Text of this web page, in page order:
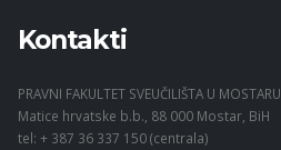
Kontakti
PRAVNI FAKULTET SVEUČILIŠTA U MOSTARU
Matice hrvatske b.b., 88 000 Mostar, BiH
tel: + 387 36 337 150 (centrala)